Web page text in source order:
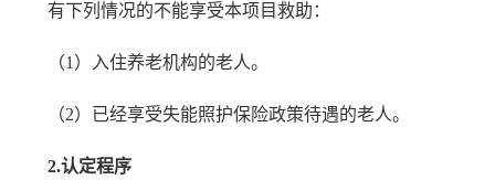
有下列情况的不能享受本项目救助：
（1）入住养老机构的老人。
（2）已经享受失能照护保险政策待遇的老人。
2.认定程序